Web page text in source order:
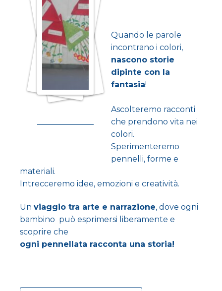
Quando le parole
incontrano i colori,
nascono storie
dipinte con la
fantasia!
Ascolteremo racconti
che prendono vita nei
colori.
Sperimenteremo
pennelli, forme e
materiali.
Intrecceremo idee, emozioni e creatività.
Un viaggio tra arte e narrazione, dove ogni
bambino può esprimersi liberamente e
scoprire che
ogni pennellata racconta una storia!